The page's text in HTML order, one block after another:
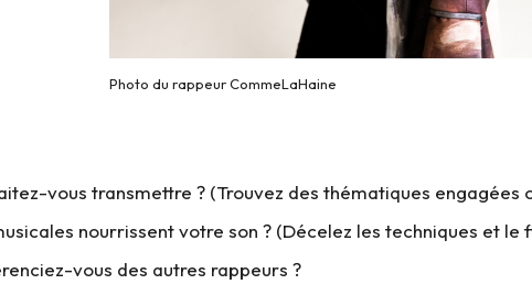
Photo du rappeur CommeLaHaine
vous transmettre ? (Trouvez des thématiques engagées
nourrissent votre son ? (Décelez les techniques et
vous des autres rappeurs ?